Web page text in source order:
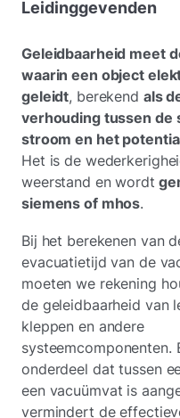
Leidinggevenden
Geleidbaarheid meet
waarin een object
geleidt, berekend als
verhouding tussen de
stroom en het
Het is de
weerstand en wordt
siemens of mhos.
Bij het berekenen van
evacuatietijd van de
moeten we rekening
de geleidbaarheid van
kleppen en andere
systeemcomponenten.
onderdeel dat tussen
een vacuümvat is
vermindert de